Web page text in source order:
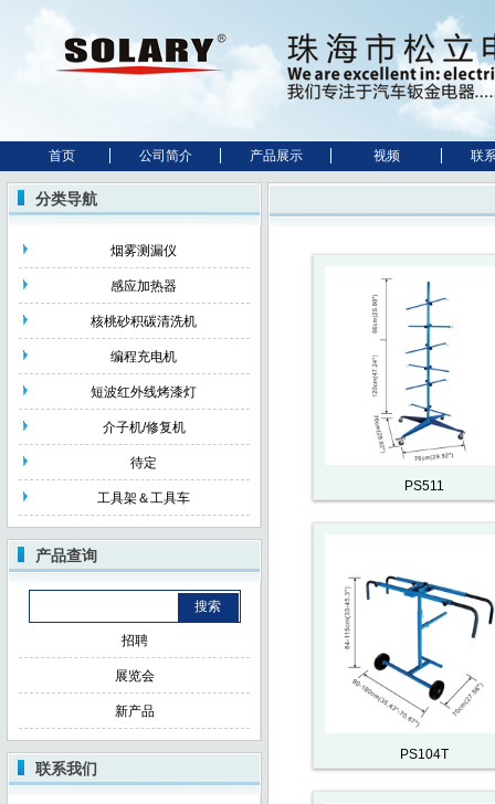
首页 公司简介 产品展示 视频 联
分类导航
烟雾测漏仪
感应加热器
核桃砂积碳清洗机
编程充电机
短波红外线烤漆灯
介子机/修复机
待定
工具架＆工具车
产品查询
招聘
展览会
新产品
联系我们
PS511
PS104T